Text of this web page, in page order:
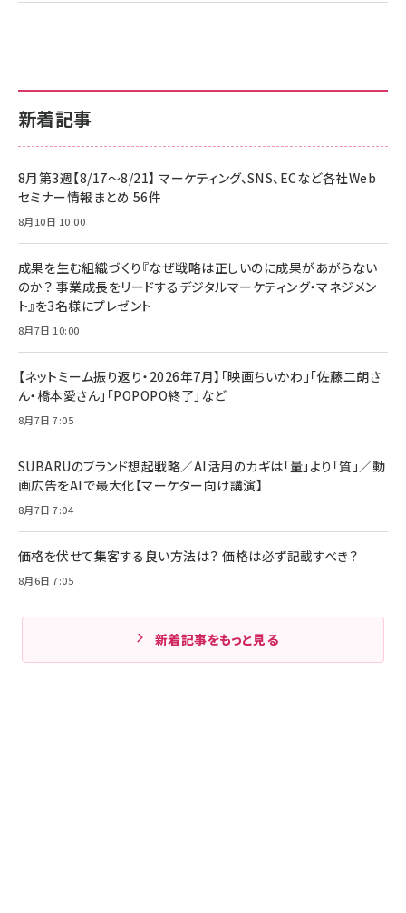
新着記事
8月第3週【8/17～8/21】 マーケティング、SNS、ECなど各社Web
セミナー情報まとめ 56件
8月10日 10:00
成果を生む組織づくり『なぜ戦略は正しいのに成果があがらない
のか？ 事業成長をリードするデジタルマーケティング・マネジメン
ト』を3名様にプレゼント
8月7日 10:00
【ネットミーム振り返り・2026年7月】「映画ちいかわ」「佐藤二朗さ
ん・橋本愛さん」「POPOPO終了」など
8月7日 7:05
SUBARUのブランド想起戦略／AI活用のカギは「量」より「質」／動
画広告をAIで最大化【マーケター向け講演】
8月7日 7:04
価格を伏せて集客する良い方法は？ 価格は必ず記載すべき？
8月6日 7:05
新着記事をもっと見る